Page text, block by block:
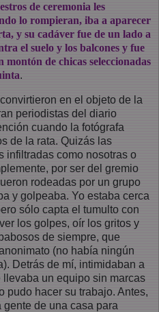
de ceremonia les
lo rompieran, iba a aparecer
y su cadáver fue de un lado a
el suelo y los balcones y fue
de chicas seleccionadas
.
en el objeto de la
periodistas del diario
cuando la fotógrafa
de la rata. Quizás las
infiltradas como nosotras o
por ser del gremio
rodeadas por un grupo
y golpeaba. Yo estaba cerca
sólo capta el tumulto con
los golpes, oír los gritos y
de siempre, que
(no había ningún
Detrás de mí, intimidaban a
un equipo sin marcas
pudo hacer su trabajo. Antes,
de una casa para